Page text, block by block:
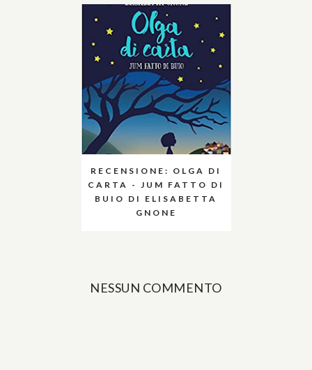
RECENSIONE: OLGA DI
CARTA - JUM FATTO DI
BUIO DI ELISABETTA
GNONE
NESSUN COMMENTO